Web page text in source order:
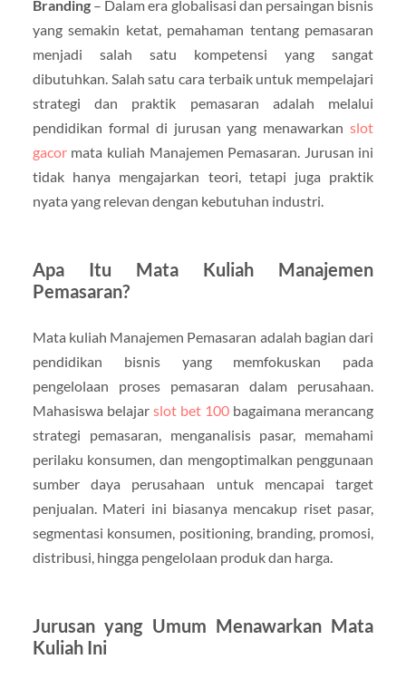
Branding– Dalam era globalisasi dan persaingan bisnis
yang semakin ketat, pemahaman tentang pemasaran
menjadi salah satu kompetensi yang sangat
dibutuhkan. Salah satu cara terbaik untuk mempelajari
strategi dan praktik pemasaran adalah melalui
pendidikan formal di jurusan yang menawarkanslot
gacormata kuliah Manajemen Pemasaran. Jurusan ini
tidak hanya mengajarkan teori, tetapi juga praktik
nyata yang relevan dengan kebutuhan industri.
Apa Itu Mata Kuliah Manajemen
Pemasaran?
Mata kuliah Manajemen Pemasaran adalah bagian dari
pendidikan bisnis yang memfokuskan pada
pengelolaan proses pemasaran dalam perusahaan.
Mahasiswa belajar slot bet 100 bagaimana merancang
strategi pemasaran, menganalisis pasar, memahami
perilaku konsumen, dan mengoptimalkan penggunaan
sumber daya perusahaan untuk mencapai target
penjualan. Materi ini biasanya mencakup riset pasar,
segmentasi konsumen, positioning, branding, promosi,
distribusi, hingga pengelolaan produk dan harga.
Jurusan yang Umum Menawarkan Mata
Kuliah Ini